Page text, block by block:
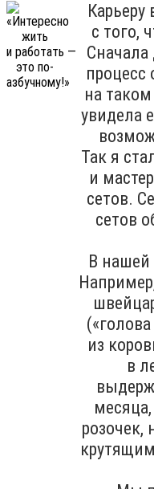
Карьеру
с того,
Сначала
процесс
на
увидела
Так я
и
сетов.
сетов
В нашей
из
в